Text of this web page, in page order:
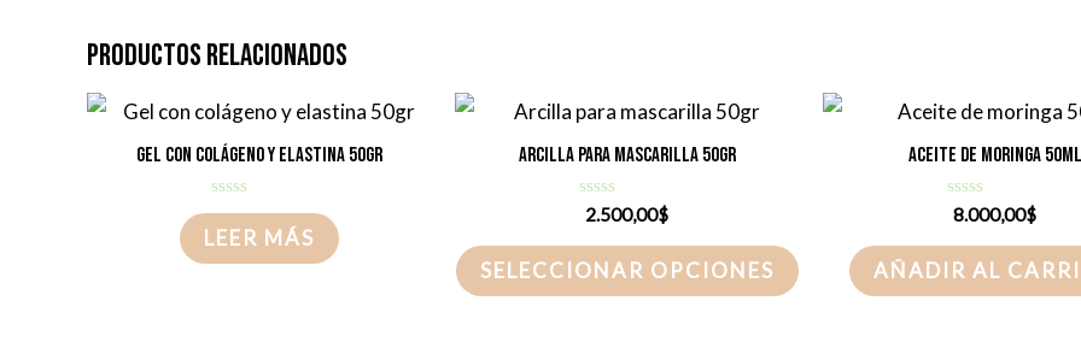
Productos relacionados
Gel con colágeno y elastina 50gr
Valorado
con
0
de
LEER MÁS
Arcilla para mascarilla 50gr
Valorado
0
de
5
2.500,00$
SELECCIONAR OPCIONES
producto
Aceite de moringa 50ml
Valorado
0
de
5
8.000,00$
AÑADIR AL